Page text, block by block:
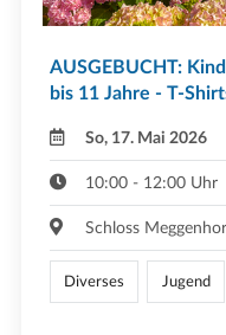
AUSGEBUCHT:
bis 11 Jahre - T-
So, 17. Mai 2026
10:00 - 12:00 Uhr
Schloss
Diverses Jugend